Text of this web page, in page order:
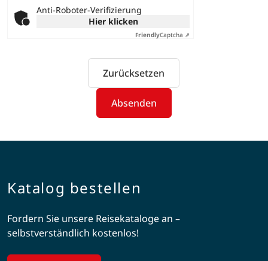
Anti-Roboter-Verifizierung
Hier klicken
FriendlyCaptcha ⇗
Zurücksetzen
Absenden
Katalog bestellen
Fordern Sie unsere Reisekataloge an –
selbstverständlich kostenlos!